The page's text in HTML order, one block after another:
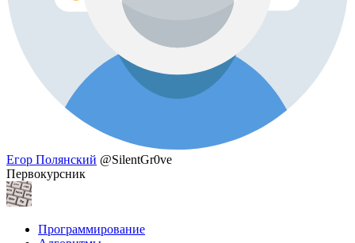
Егор Полянский @SilentGr0ve
Первокурсник
Программирование